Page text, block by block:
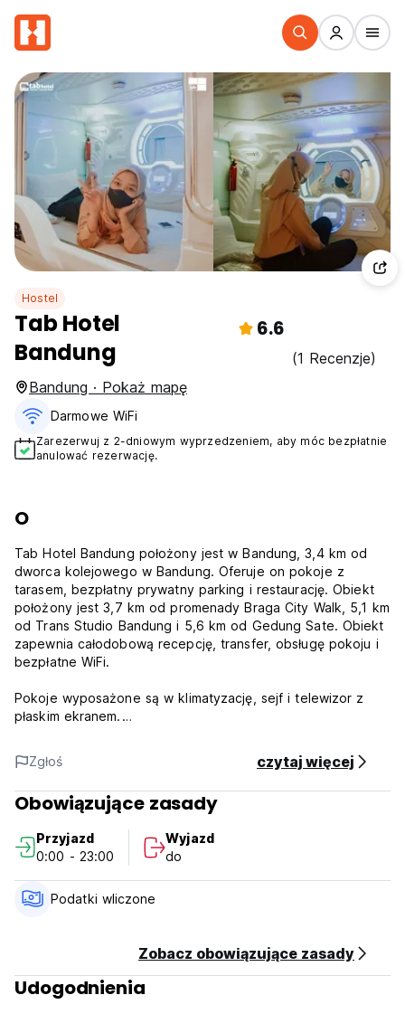
Hostel
Tab Hotel
Bandung
6.6
(1 Recenzje)
Bandung · Pokaż mapę
Darmowe WiFi
Zarezerwuj z 2-dniowym wyprzedzeniem, aby móc bezpłatnie
anulować rezerwację.
O
Tab Hotel Bandung położony jest w Bandung, 3,4 km od
dworca kolejowego w Bandung. Oferuje on pokoje z
tarasem, bezpłatny prywatny parking i restaurację. Obiekt
położony jest 3,7 km od promenady Braga City Walk, 5,1 km
od Trans Studio Bandung i 5,6 km od Gedung Sate. Obiekt
zapewnia całodobową recepcję, transfer, obsługę pokoju i
bezpłatne WiFi.
Pokoje wyposażone są w klimatyzację, sejf i telewizor z
płaskim ekranem.
Ścieżka Cihampelas oddalona jest od hotelu o 6,4 km, a
Saung Angklung Udjo – o 8,5 km. Najbliższe lotnisko to
międzynarodowy port lotniczy Husein Sastranegara
położony w odległości 5 km od TABHotel Capsule Bandung.
Parom szczególnie podoba się ta lokalizacja – przy
wyjeździe dwuosobowym ocenili ją na 9,3.
Zameldować się
Zgłoś czytaj więcej
Obowiązujące zasady
Przyjazd
0:00 - 23:00
Wyjazd
do
Podatki wliczone
Zobacz obowiązujące zasady
Udogodnienia